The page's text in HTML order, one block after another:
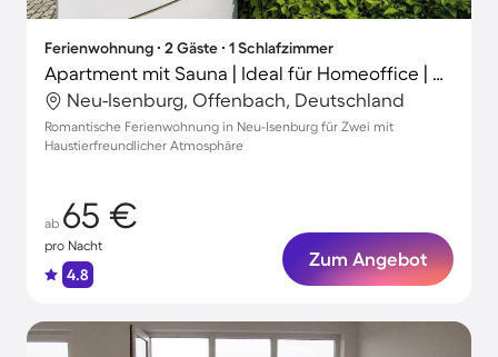
Ferienwohnung ∙ 2 Gäste ∙ 1 Schlafzimmer
Apartment mit Sauna | Ideal für Homeoffice | Haustiere erlaubt
Neu-Isenburg, Offenbach, Deutschland
Romantische Ferienwohnung in Neu-Isenburg für Zwei mit
Haustierfreundlicher Atmosphäre
ab 65 €
pro Nacht
4.8
Zum Angebot